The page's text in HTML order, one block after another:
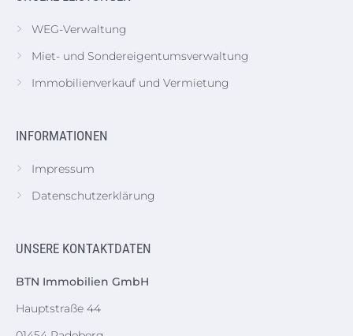
WEG-Verwaltung
Miet- und Sondereigentumsverwaltung
Immobilienverkauf und Vermietung
INFORMATIONEN
Impressum
Datenschutzerklärung
UNSERE KONTAKTDATEN
BTN Immobilien GmbH
Hauptstraße 44